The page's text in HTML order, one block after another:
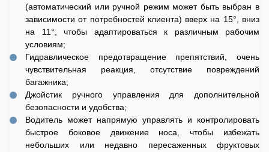
(автоматический или ручной режим может быть выбран в
зависимости от потребностей клиента) вверх на 15°, вниз
на 11°, чтобы адаптироваться к различным рабочим
условиям;
Гидравлическое предотвращение препятствий, очень
чувствительная реакция, отсутствие повреждений
багажника;
Джойстик ручного управления для дополнительной
безопасности и удобства;
Водитель может напрямую управлять и контролировать
быстрое боковое движение носа, чтобы избежать
небольших или недавно пересаженных фруктовых